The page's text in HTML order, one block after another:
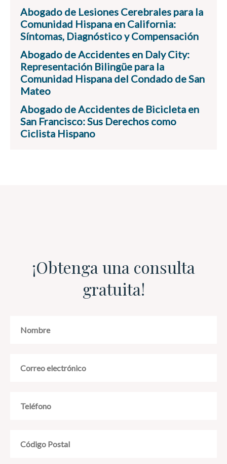
Abogado de Lesiones Cerebrales para la
Comunidad Hispana en California:
Síntomas, Diagnóstico y Compensación
Abogado de Accidentes en Daly City:
Representación Bilingüe para la
Comunidad Hispana del Condado de San
Mateo
Abogado de Accidentes de Bicicleta en
San Francisco: Sus Derechos como
Ciclista Hispano
¡Obtenga una consulta
gratuita!